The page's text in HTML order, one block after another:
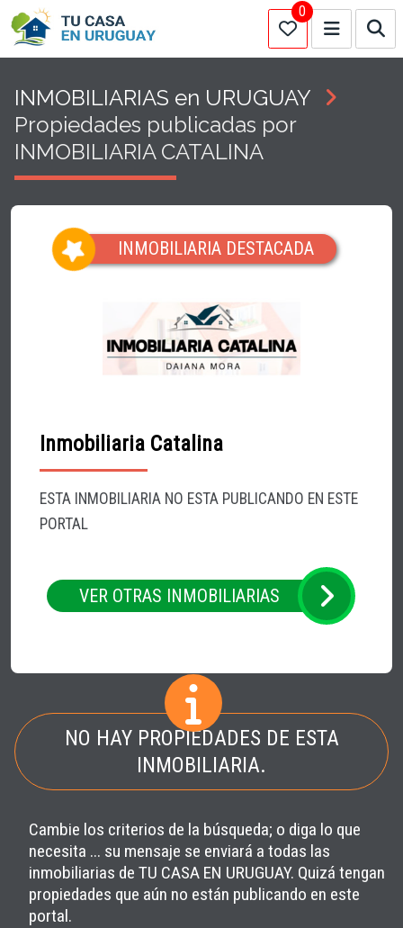
0
INMOBILIARIAS en URUGUAY
Propiedades publicadas por
INMOBILIARIA CATALINA
INMOBILIARIA DESTACADA
Inmobiliaria Catalina
ESTA INMOBILIARIA NO ESTA PUBLICANDO EN ESTE
PORTAL
VER OTRAS INMOBILIARIAS
NO HAY PROPIEDADES DE ESTA
INMOBILIARIA.
Cambie los criterios de la búsqueda; o diga lo que
necesita ... su mensaje se enviará a todas las
inmobiliarias de TU CASA EN URUGUAY. Quizá tengan
propiedades que aún no están publicando en este
portal.